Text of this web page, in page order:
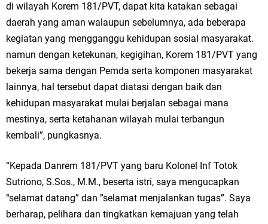
di wilayah Korem 181/PVT, dapat kita katakan sebagai
daerah yang aman walaupun sebelumnya, ada beberapa
kegiatan yang mengganggu kehidupan sosial masyarakat.
namun dengan ketekunan, kegigihan, Korem 181/PVT yang
bekerja sama dengan Pemda serta komponen masyarakat
lainnya, hal tersebut dapat diatasi dengan baik dan
kehidupan masyarakat mulai berjalan sebagai mana
mestinya, serta ketahanan wilayah mulai terbangun
kembali”, pungkasnya.
“Kepada Danrem 181/PVT yang baru Kolonel Inf Totok
Sutriono, S.Sos., M.M., beserta istri, saya mengucapkan
“selamat datang” dan ”selamat menjalankan tugas”. Saya
berharap, pelihara dan tingkatkan kemajuan yang telah